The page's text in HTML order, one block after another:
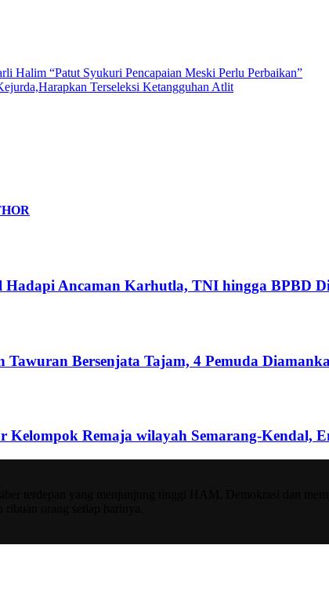
Halim “Patut Syukuri Pencapaian Meski Perlu Perbaikan”
Terseleksi Ketangguhan Atlit
Hadapi Ancaman Karhutla, TNI hingga BPBD
Bersenjata Tajam, 4 Pemuda
Kelompok Remaja wilayah Semarang-Kendal,